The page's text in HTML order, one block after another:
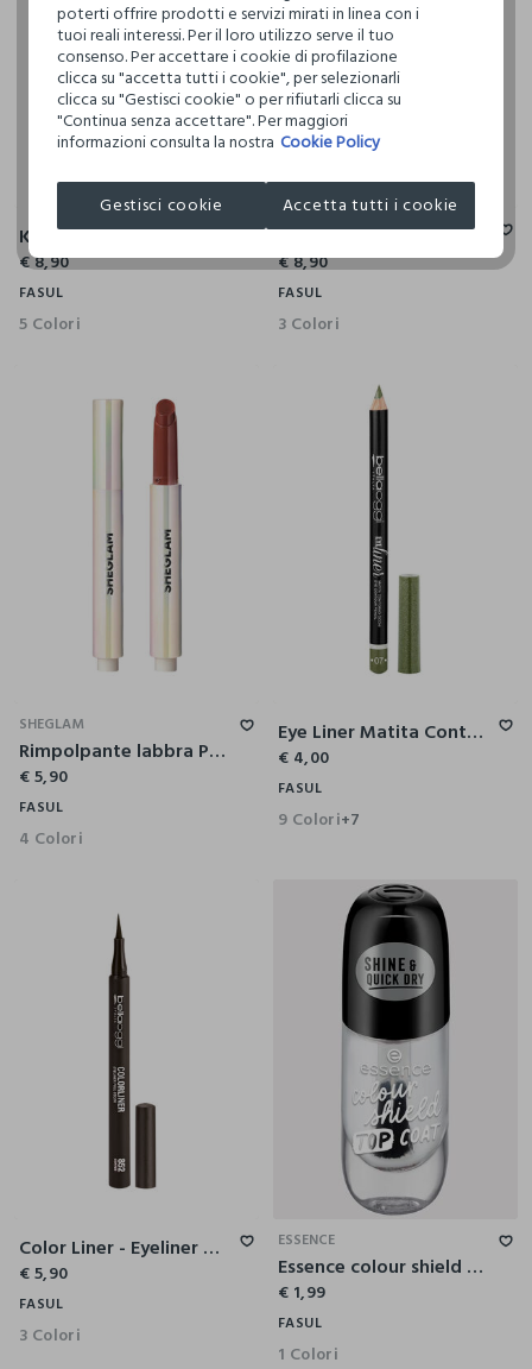
Kiss Affair Creamy - Rossetto In Stick Formula Creamy - Effetto Brillante
€ 8,90
FASUL
5 Colori
My Skin Bb Cream - Crema Colorata
€ 8,90
FASUL
3 Colori
SHEGLAM
Rimpolpante labbra Pout-Perfect Shimmer – Pink Flamingo
€ 5,90
FASUL
4 Colori
Eye Liner Matita Contorno Occhi
€ 4,00
FASUL
9 Colori+7
Color Liner - Eyeliner Colorato
€ 5,90
FASUL
3 Colori
ESSENCE
Essence colour shield smalto unghie top coat
€ 1,99
FASUL
1 Colori
poterti offrire prodotti e servizi mirati in linea con i
tuoi reali interessi. Per il loro utilizzo serve il tuo
consenso. Per accettare i cookie di profilazione
clicca su "accetta tutti i cookie", per selezionarli
clicca su "Gestisci cookie" o per rifiutarli clicca su
"Continua senza accettare". Per maggiori
informazioni consulta la nostra Cookie Policy
Gestisci cookie Accetta tutti i cookie